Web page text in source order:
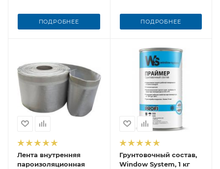
ПОДРОБНЕЕ ПОДРОБНЕЕ
Лента внутренняя
пароизоляционная
Грунтовочный состав,
Window System, 1 кг